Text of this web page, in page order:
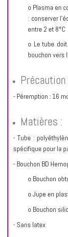
o Plasma en
: conserver
entre 2 et 8°C
o Le tube
bouchon vers
Précaution
- Péremption : 16
Matières :
- Tube :
spécifique pour la
- Bouchon BD
o Bouchon
o Jupe en
o Bouchon
- Sans latex